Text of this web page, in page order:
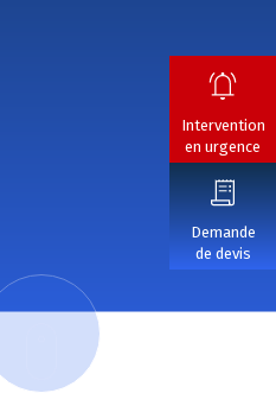
Intervention
en urgence
Demande
de devis